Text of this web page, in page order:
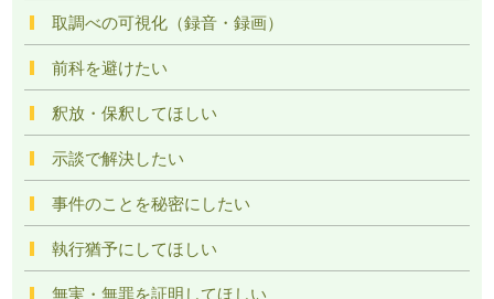
取調べの可視化（録音・録画）
前科を避けたい
釈放・保釈してほしい
示談で解決したい
事件のことを秘密にしたい
執行猶予にしてほしい
無実・無罪を証明してほしい